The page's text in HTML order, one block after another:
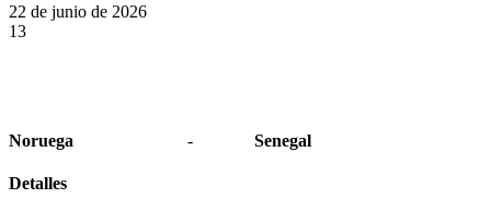
22 de junio de 2026
13
Noruega - Senegal
Detalles